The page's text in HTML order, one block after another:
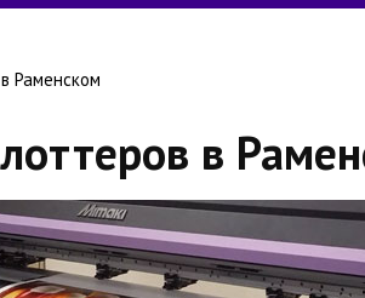
Раменском
в